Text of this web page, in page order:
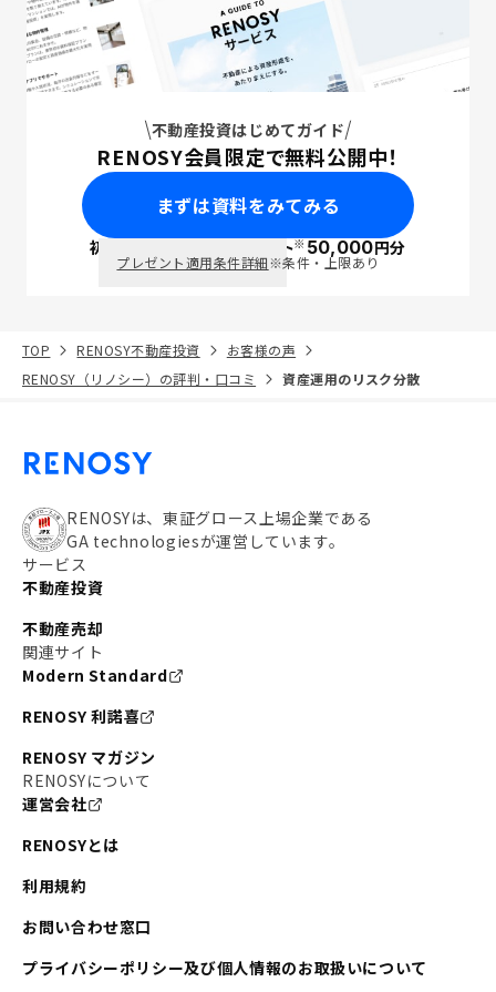
不動産投資はじめてガイド
RENOSY会員限定で無料公開中！
まずは資料をみてみる
初回面談で ポイント※50,000円分
プレゼント適用条件詳細※条件・上限あり
TOP RENOSY不動産投資
お客様の声
RENOSY（リノシー）の評判・口コミ
資産運用のリスク分散
RENOSYは、東証グロース上場企業である
GA technologiesが運営しています。
サービス
不動産投資
不動産売却
関連サイト
Modern Standard
RENOSY 利諾喜
RENOSY マガジン
RENOSYについて
運営会社
RENOSYとは
利用規約
お問い合わせ窓口
プライバシーポリシー及び個人情報のお取扱いについて